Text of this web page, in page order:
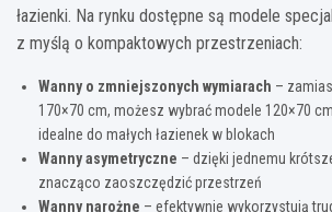
łazienki. Na rynku dostępne są modele
z myślą o kompaktowych przestrzeniach:
Wanny o zmniejszonych wymiarach –
170×70 cm, możesz wybrać modele 120×70
idealne do małych łazienek w blokach
Wanny asymetryczne – dzięki jednemu
znacząco zaoszczędzić przestrzeń
Wanny narożne – efektywnie wykorzystują